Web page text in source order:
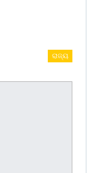
ରାଜ୍ୟ